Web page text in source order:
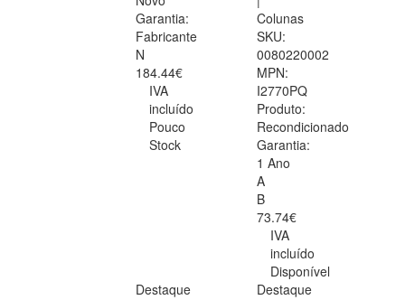
Garantia:
Fabricante
N
184.44€
IVA
incluído
Pouco
Stock
Colunas
SKU:
0080220002
MPN:
I2770PQ
Produto:
Recondicionado
Garantia:
1 Ano
A
B
73.74€
IVA
incluído
Disponível
Destaque
Destaque